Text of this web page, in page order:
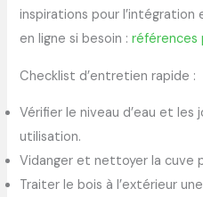
inspirations pour
en ligne si besoin :références
Checklist d’entretien rapide :
Vérifier le niveau d’eau et les
utilisation.
Vidanger et nettoyer la cuve
Traiter le bois à l’extérieur